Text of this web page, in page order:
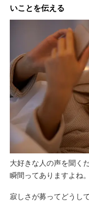
いことを伝える
大好きな人の声を聞く
瞬間ってありますよね。
寂しさが募ってどうし